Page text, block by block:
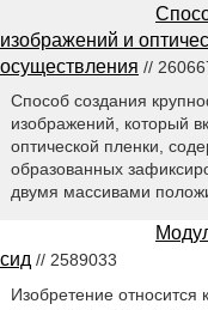
изображений и
осуществления //
Способ создания
изображений, который
оптической пленки,
образованных
двумя массивами
сид // 2589033
Изобретение относится